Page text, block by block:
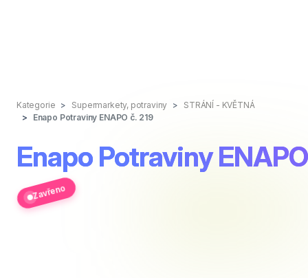
Kategorie Supermarkety, potraviny
STRÁNÍ - KVĚTNÁ
Enapo Potraviny ENAPO č. 219
Enapo Potraviny
Zavřeno